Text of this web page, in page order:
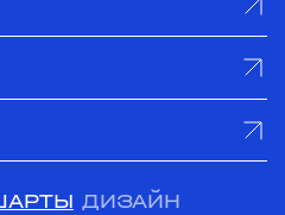
ДИЗАЙН